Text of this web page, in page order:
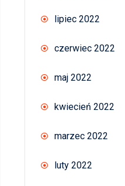
lipiec 2022
czerwiec 2022
maj 2022
kwiecień 2022
marzec 2022
luty 2022